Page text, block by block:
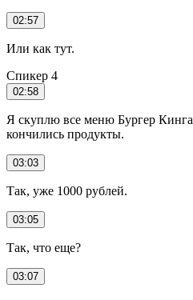
02:57
Или как тут.
Спикер 4
02:58
Я скуплю все меню Бургер
кончились продукты.
03:03
Так, уже 1000 рублей.
03:05
Так, что еще?
03:07